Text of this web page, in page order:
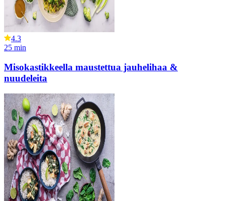
4.3
25 min
Misokastikkeella maustettua jauhelihaa &
nuudeleita